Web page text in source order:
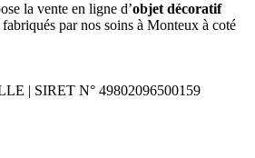
la vente en ligne d’objet décoratif
fabriqués par nos soins à Monteux à coté
| SIRET N° 49802096500159